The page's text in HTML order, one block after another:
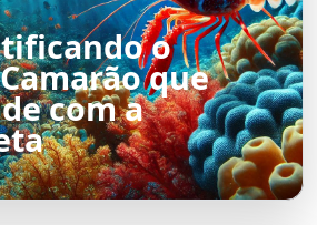
o
que
com a